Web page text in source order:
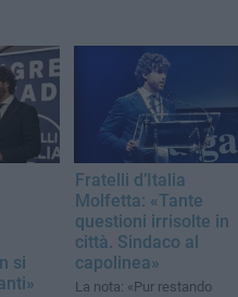
si
Fratelli d’Italia
Molfetta: «Tante
questioni irrisolte in
città. Sindaco al
capolinea»
La nota: «Pur restando